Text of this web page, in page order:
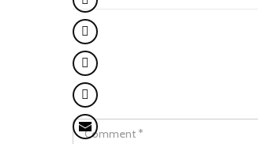
COMMENT